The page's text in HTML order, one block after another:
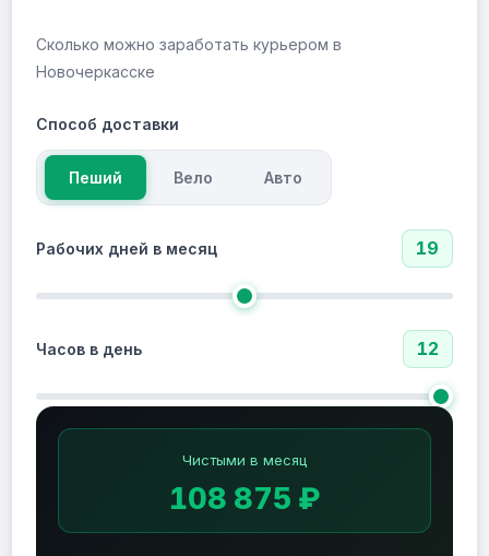
Сколько можно заработать курьером в
Новочеркасске
Способ доставки
Пеший Вело Авто
Рабочих дней в месяц 19
Часов в день 12
Чистыми в месяц
108 875 ₽